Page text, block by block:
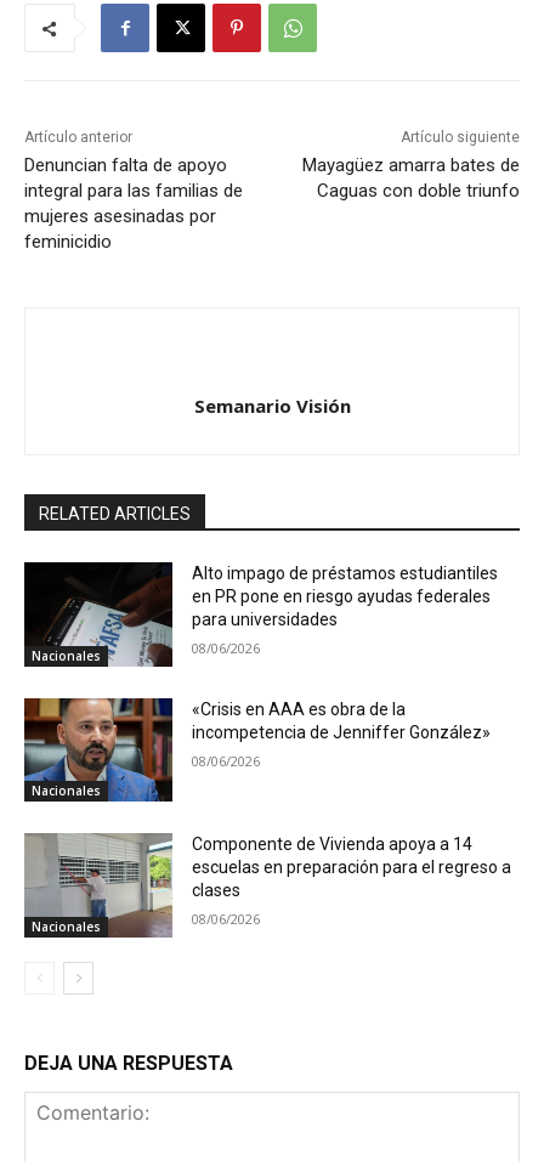
Artículo anterior
Denuncian falta de apoyo
integral para las familias de
mujeres asesinadas por
feminicidio
Artículo siguiente
Mayagüez amarra bates de
Caguas con doble triunfo
Semanario Visión
RELATED ARTICLES
Nacionales
Alto impago de préstamos estudiantiles
en PR pone en riesgo ayudas federales
para universidades
08/06/2026
Nacionales
«Crisis en AAA es obra de la
incompetencia de Jenniffer González»
08/06/2026
Nacionales
Componente de Vivienda apoya a 14
escuelas en preparación para el regreso a
clases
08/06/2026
DEJA UNA RESPUESTA